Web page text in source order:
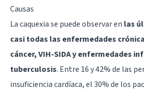
Causas
La caquexia se puede observar en las
casi todas las enfermedades
cáncer, VIH-SIDA y enfermedades
tuberculosis. Entre 16 y 42% de las
insuficiencia cardíaca, el 30% de los